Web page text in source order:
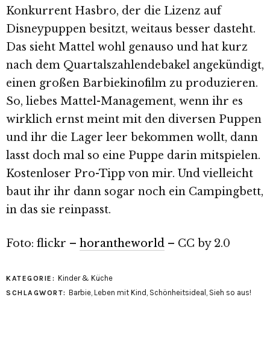
Konkurrent Hasbro, der die Lizenz auf
Disneypuppen besitzt, weitaus besser dasteht.
Das sieht Mattel wohl genauso und hat kurz
nach dem Quartalszahlendebakel angekündigt,
einen großen Barbiekinofilm zu produzieren.
So, liebes Mattel-Management, wenn ihr es
wirklich ernst meint mit den diversen Puppen
und ihr die Lager leer bekommen wollt, dann
lasst doch mal so eine Puppe darin mitspielen.
Kostenloser Pro-Tipp von mir. Und vielleicht
baut ihr ihr dann sogar noch ein Campingbett,
in das sie reinpasst.
Foto: flickr – horantheworld – CC by 2.0
KATEGORIE: Kinder & Küche
SCHLAGWORT: Barbie, Leben mit Kind , Schönheitsideal , Sieh so aus!